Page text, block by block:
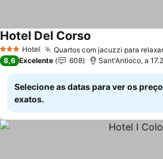
3 EstrelasHotel Quartos com jacuzzi para
Hotel Del Corso
8,6 Excelente 608 Sant'Antioco, a
Selecione as datas para ver os
exatos.